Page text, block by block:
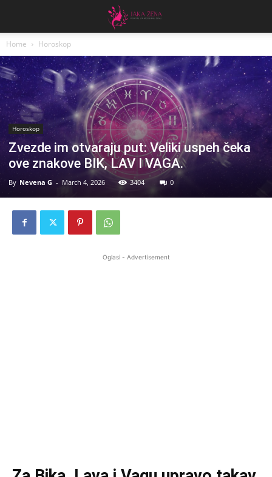
Home Horoskop
Horoskop
Zvezde im otvaraju put: Veliki uspeh čeka
ove znakove BIK, LAV I VAGA.
By Nevena G - March 4, 2026 3404 0
Oglasi - Advertisement